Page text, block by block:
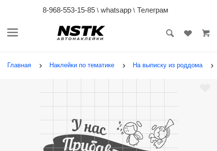
8-968-553-15-85 \ whatsapp\ Телеграм
Главная Наклейки по тематике На выписку из роддома